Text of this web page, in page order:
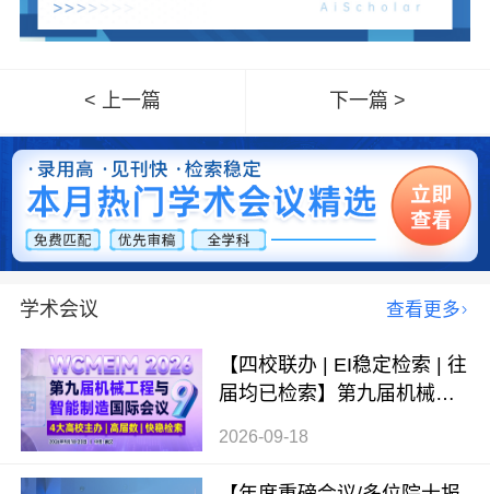
< 上一篇 下一篇 >
学术会议 查看更多
【四校联办 | EI稳定检索 | 往
届均已检索】第九届机械工
2026-09-18